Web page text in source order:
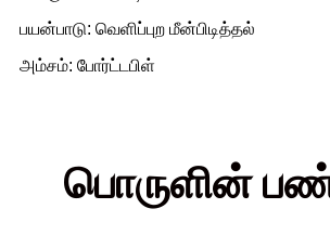
பயன்பாடு: வெளிப்புற மீன்பிடித்தல்
அம்சம்: போர்ட்டபிள்
பொருளின்